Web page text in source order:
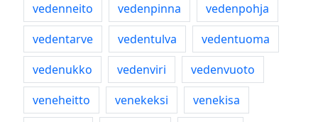
vedenneito
vedenpinna
vedenpohja
vedentarve
vedentulva
vedentuoma
vedenukko
vedenviri
vedenvuoto
veneheitto
venekeksi
venekisa